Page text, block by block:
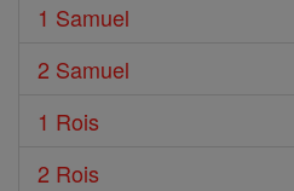
1 Samuel
2 Samuel
1 Rois
2 Rois